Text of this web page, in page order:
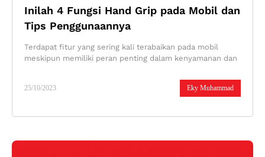
Inilah 4 Fungsi Hand Grip pada Mobil dan
Tips Penggunaannya
Eky Muhammad
25/10/2023
Terdapat fitur yang sering kali terabaikan pada mobil
meskipun memiliki peran penting dalam kenyamanan dan